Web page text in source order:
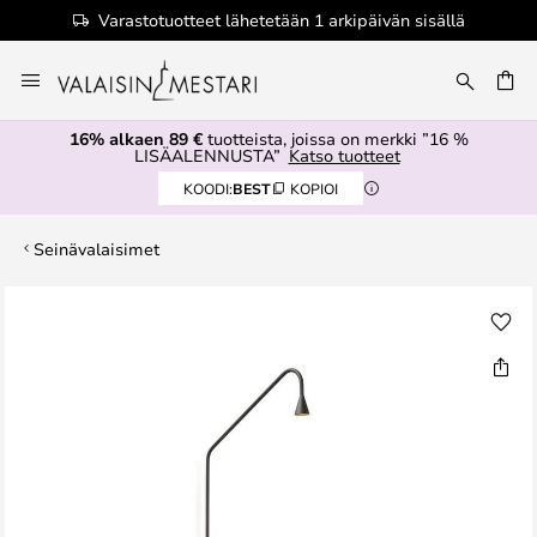
Varastotuotteet lähetetään 1 arkipäivän sisällä
to
Content
16% alkaen 89 €tuotteista, joissa on merkki ”16 %
LISÄALENNUSTA” Katso tuotteet
KOODI:BEST KOPIOI
Seinävalaisimet